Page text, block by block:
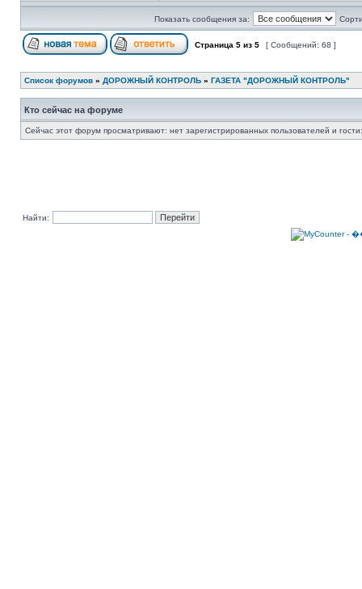
Показать сообщения за:
Страница 5 из 5 [ Сообщений: 68 ]
Список форумов » ДОРОЖНЫЙ КОНТРОЛЬ » ГАЗЕТА "ДОРОЖНЫЙ КОНТРОЛЬ"
Кто сейчас на форуме
Сейчас этот форум просматривают: нет зарегистрированных пользователей и
Найти: